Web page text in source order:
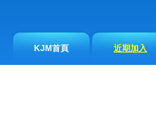
KJM首頁 近期加入